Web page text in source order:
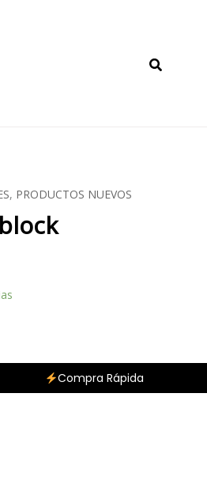
, PRODUCTOS NUEVOS
Compra Rápida